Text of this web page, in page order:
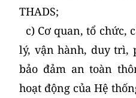
THADS;
c) Cơ quan, tổ chức,
lý, vận hành, duy trì,
bảo đảm an toàn
hoạt động của Hệ